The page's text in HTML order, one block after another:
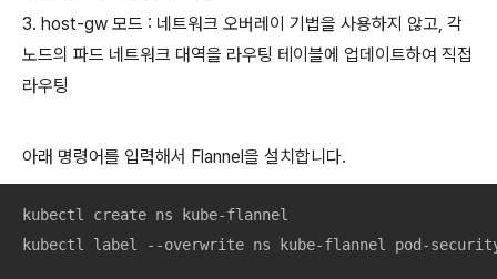
3. host-gw 모드 : 네트워크 오버레이 기법을 사용하지 않고, 각
노드의 파드 네트워크 대역을 라우팅 테이블에 업데이트하여 직접
라우팅
아래 명령어를 입력해서 Flannel을 설치합니다.
kubectl create ns kube-flannel
kubectl label --overwrite ns kube-flannel pod-